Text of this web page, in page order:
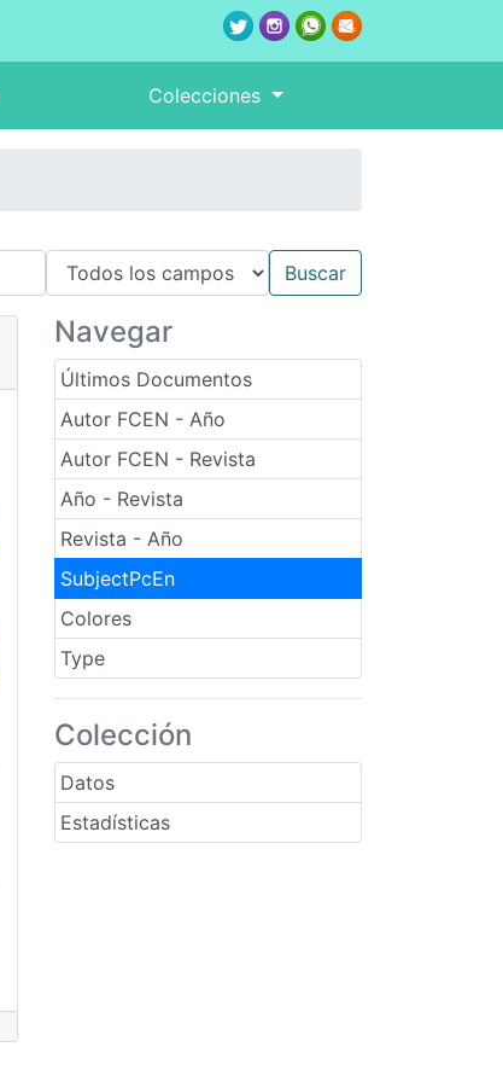
Colecciones
Navegar
Últimos Documentos
Autor FCEN - Año
Autor FCEN - Revista
Año - Revista
Revista - Año
SubjectPcEn
Colores
Type
Colección
Datos
Estadísticas